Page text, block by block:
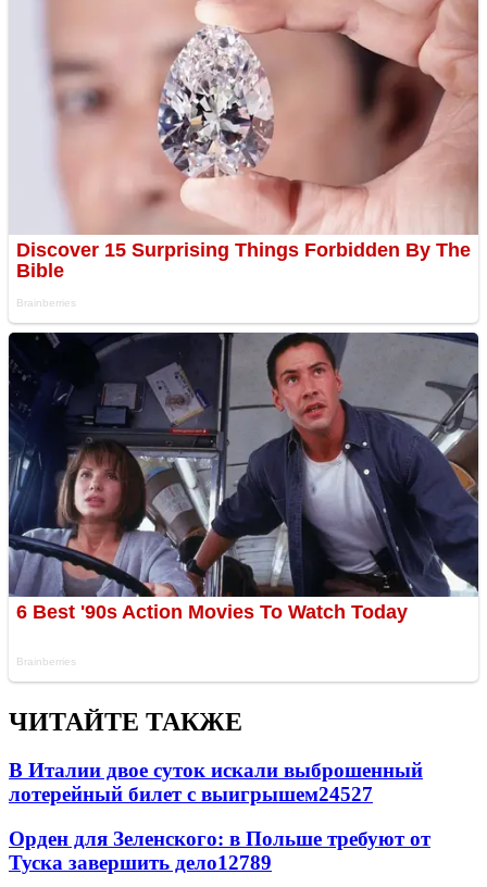
ЧИТАЙТЕ ТАКЖЕ
В Италии двое суток искали выброшенный
лотерейный билет с выигрышем24527
Орден для Зеленского: в Польше требуют от
Туска завершить дело12789